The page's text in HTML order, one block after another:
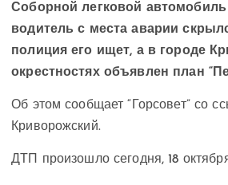
Соборной легковой автомобиль
водитель с места аварии
полиция его ищет, а в городе
окрестностях объявлен план
Об этом сообщает “Горсовет” со
Криворожский.
ДТП произошло сегодня, 18